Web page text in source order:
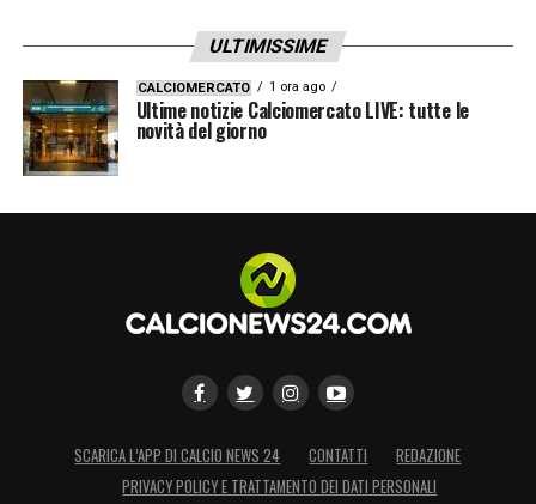
ULTIMISSIME
CALCIOMERCATO 1 ora ago
Ultime notizie Calciomercato LIVE: tutte le
novità del giorno
SCARICA L’APP DI CALCIO NEWS 24 CONTATTI
REDAZIONE
PRIVACY POLICY E TRATTAMENTO DEI DATI PERSONALI